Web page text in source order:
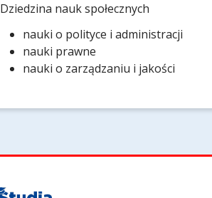
Dziedzina nauk społecznych
nauki o polityce i administracji
nauki prawne
nauki o zarządzaniu i jakości